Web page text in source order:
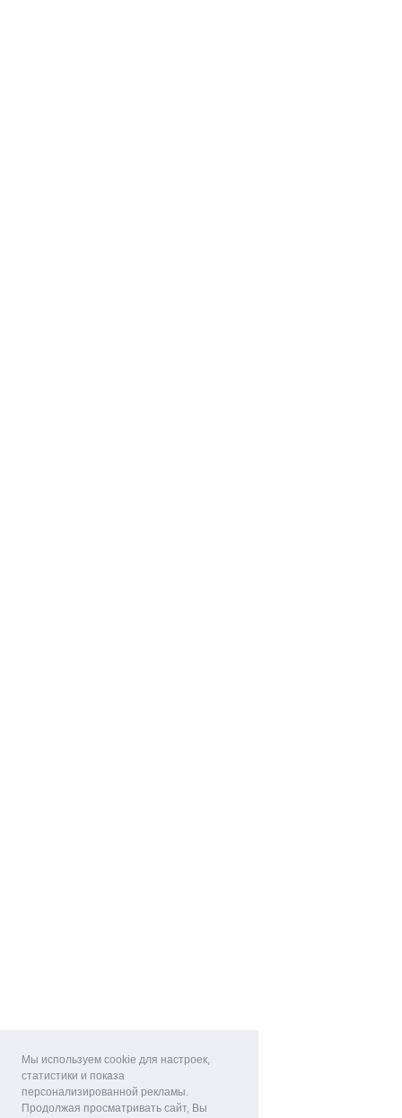
Мы используем cookie для настроек,
статистики и показа
персонализированной рекламы.
Продолжая просматривать сайт, Вы